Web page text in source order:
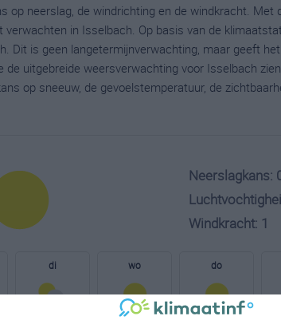
op neerslag, de windrichting en de windkracht. Met
in Isselbach. Op basis van de
Dit is geen langetermijnverwachting, maar geeft
uitgebreide weersverwachting voor Isselbach
op sneeuw, de gevoelstemperatuur, de
Neerslagkans:
Windkracht: 1
di wo do